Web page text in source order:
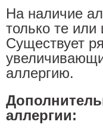
На наличие
только те
Существует
аллергию.
аллергии: